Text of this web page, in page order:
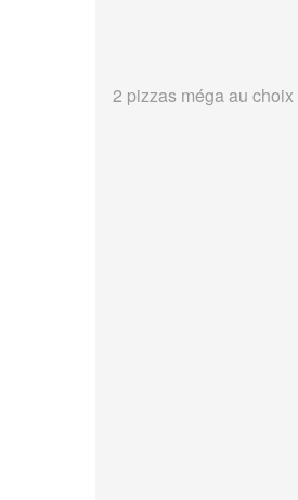
2 pizzas méga au